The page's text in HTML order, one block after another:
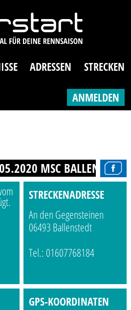
ADRESSEN STRECKEN
ANMELDEN
MSC BALLENSTEDT
STRECKENADRESSE
An den Gegensteinen
06493 Ballenstedt
Tel.: 01607768184
GPS-KOORDINATEN